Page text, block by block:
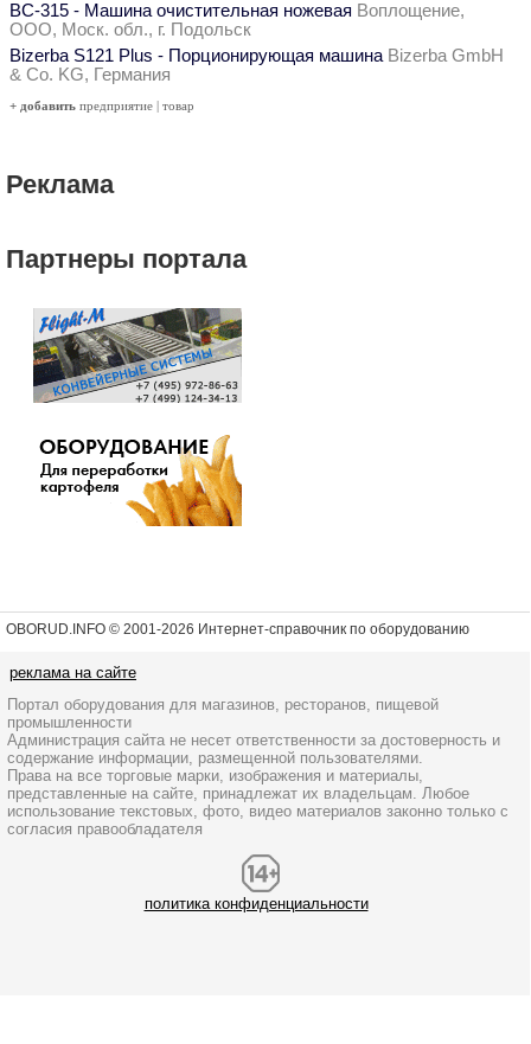
ВС-315 - Машина очистительная ножевая Воплощение,
ООО, Моск. обл., г. Подольск
Bizerba S121 Plus - Порционирующая машина Bizerba GmbH
& Co. KG, Германия
+ добавить предприятие | товар
Реклама
Партнеры портала
OBORUD.INFO © 2001-2026 Интернет-справочник по оборудованию
реклама на сайте
Портал оборудования для магазинов, ресторанов, пищевой
промышленности
Администрация сайта не несет ответственности за достоверность и
содержание информации, размещенной пользователями.
Права на все торговые марки, изображения и материалы,
представленные на сайте, принадлежат их владельцам. Любое
использование текстовых, фото, видео материалов законно только с
согласия правообладателя
политика конфиденциальности